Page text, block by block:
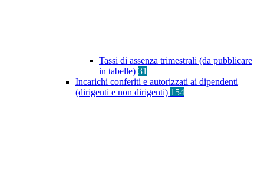
Tassi di assenza trimestrali (da pubblicare
in tabelle) 31
Incarichi conferiti e autorizzati ai dipendenti
(dirigenti e non dirigenti) 154